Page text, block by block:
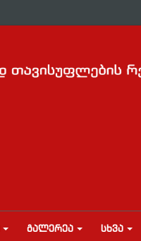
ᲒᲐᲚᲔᲠᲔᲐ ᲡᲮᲕᲐ